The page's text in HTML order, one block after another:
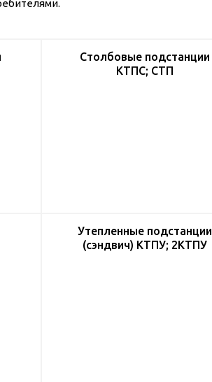
Столбовые подстанции
КТПС; СТП
Утепленные подстанции
(сэндвич) КТПУ; 2КТПУ